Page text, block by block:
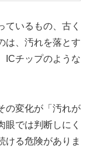
ているもの、古く
は、汚れを落とす
ICチップのような
の変化が「汚れが
眼では判断しにく
ける危険がありま